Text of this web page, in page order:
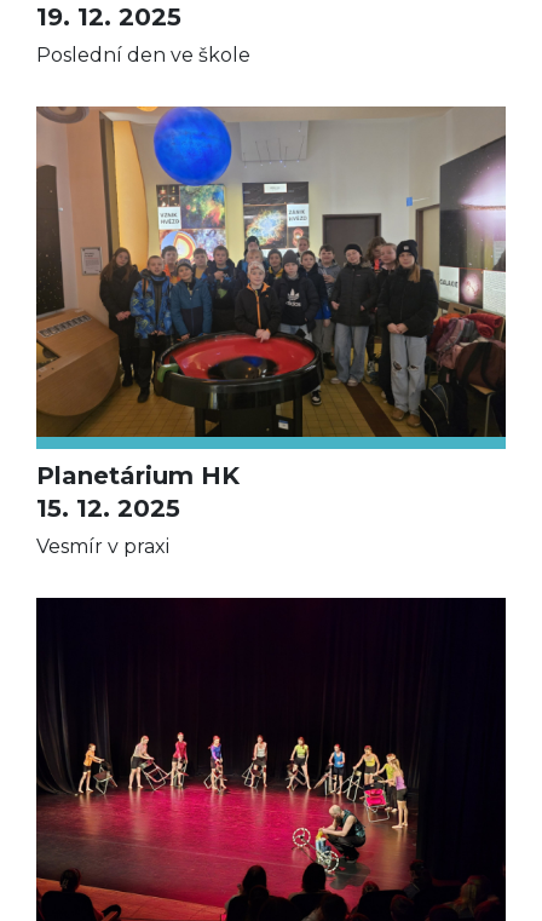
19. 12. 2025
Poslední den ve škole
Planetárium HK
15. 12. 2025
Vesmír v praxi